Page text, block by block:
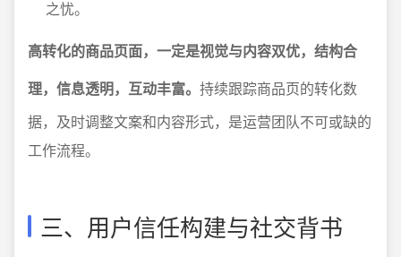
之忧。
高转化的商品页面，一定是视觉与内容双优，结构合
理，信息透明，互动丰富。 持续跟踪商品页的转化数
据，及时调整文案和内容形式，是运营团队不可或缺的
工作流程。
三、用户信任构建与社交背书